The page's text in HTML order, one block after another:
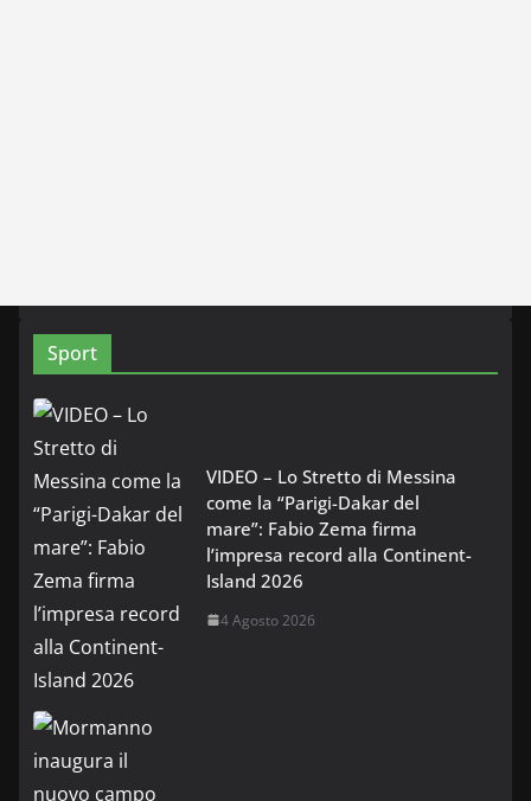
Sport
VIDEO – Lo Stretto di Messina
come la “Parigi-Dakar del
mare”: Fabio Zema firma
l’impresa record alla Continent-
Island 2026
4 Agosto 2026